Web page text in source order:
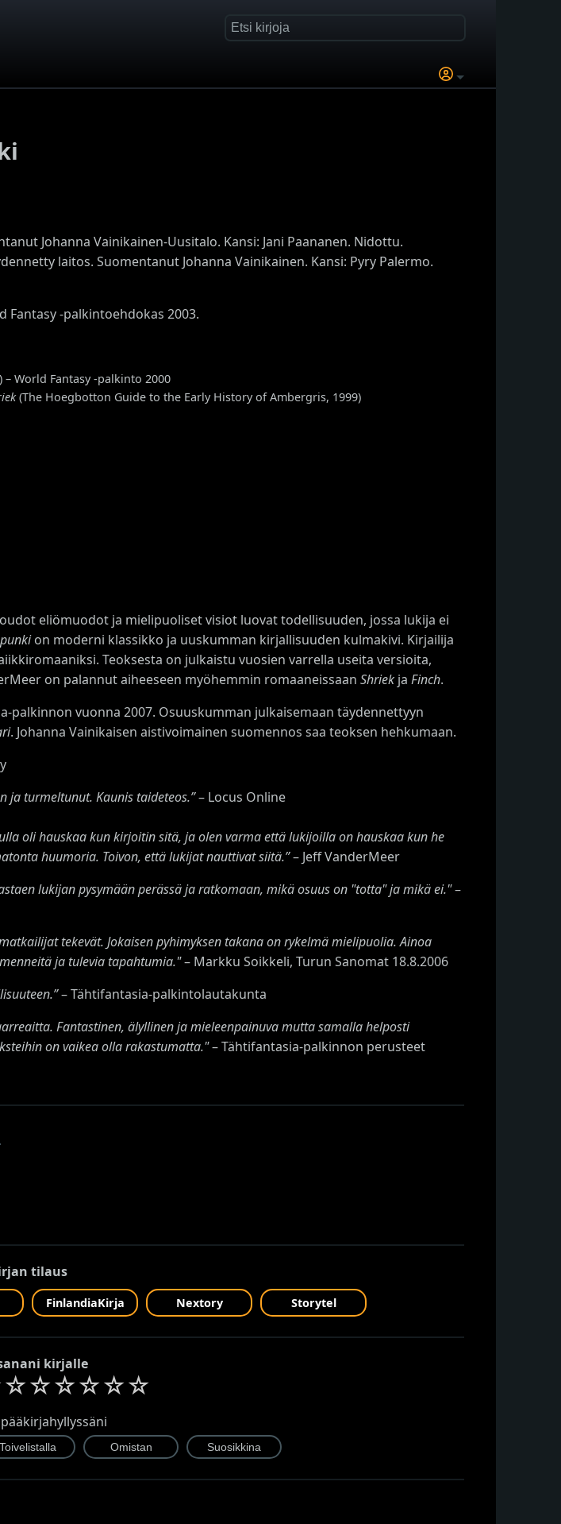
Johanna Vainikainen-Uusitalo. Kansi: Jani Paananen. Nidottu.
laitos. Suomentanut Johanna Vainikainen. Kansi: Pyry Palermo.
Fantasy -palkintoehdokas 2003.
World Fantasy -palkinto 2000
(The Hoegbotton Guide to the Early History of Ambergris, 1999)
eliömuodot ja mielipuoliset visiot luovat todellisuuden, jossa lukija ei
on moderni klassikko ja uuskumman kirjallisuuden kulmakivi. Kirjailija
Teoksesta on julkaistu vuosien varrella useita versioita,
on palannut aiheeseen myöhemmin romaaneissaan Shriek ja Finch.
vuonna 2007. Osuuskumman julkaisemaan täydennettyyn
. Johanna Vainikaisen aistivoimainen suomennos saa teoksen hehkumaan.
ja turmeltunut. Kaunis taideteos.”– Locus Online
oli hauskaa kun kirjoitin sitä, ja olen varma että lukijoilla on hauskaa kun he
huumoria. Toivon, että lukijat nauttivat siitä.”– Jeff VanderMeer
lukijan pysymään perässä ja ratkomaan, mikä osuus on "totta" ja mikä ei."–
tekevät. Jokaisen pyhimyksen takana on rykelmä mielipuolia. Ainoa
ja tulevia tapahtumia."– Markku Soikkeli, Turun Sanomat 18.8.2006
– Tähtifantasia-palkintolautakunta
Fantastinen, älyllinen ja mieleenpainuva mutta samalla helposti
on vaikea olla rakastumatta."– Tähtifantasia-palkinnon perusteet
tilaus
FinlandiaKirja Nextory Storytel
kirjalle
☆☆☆☆☆☆